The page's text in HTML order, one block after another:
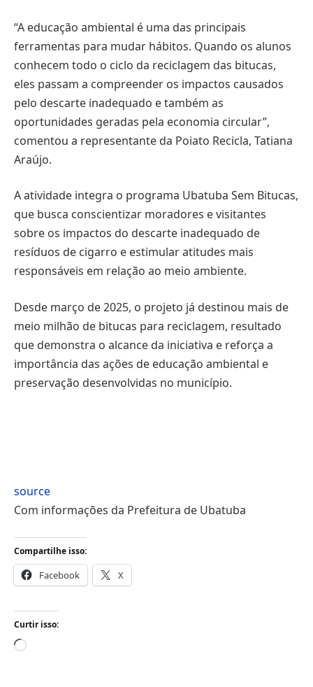
“A educação ambiental é uma das principais
ferramentas para mudar hábitos. Quando os alunos
conhecem todo o ciclo da reciclagem das bitucas,
eles passam a compreender os impactos causados
pelo descarte inadequado e também as
oportunidades geradas pela economia circular”,
comentou a representante da Poiato Recicla, Tatiana
Araújo.
A atividade integra o programa Ubatuba Sem Bitucas,
que busca conscientizar moradores e visitantes
sobre os impactos do descarte inadequado de
resíduos de cigarro e estimular atitudes mais
responsáveis em relação ao meio ambiente.
Desde março de 2025, o projeto já destinou mais de
meio milhão de bitucas para reciclagem, resultado
que demonstra o alcance da iniciativa e reforça a
importância das ações de educação ambiental e
preservação desenvolvidas no município.
source
Com informações da Prefeitura de Ubatuba
Compartilhe isso:
Facebook X
Curtir isso:
Carregando...